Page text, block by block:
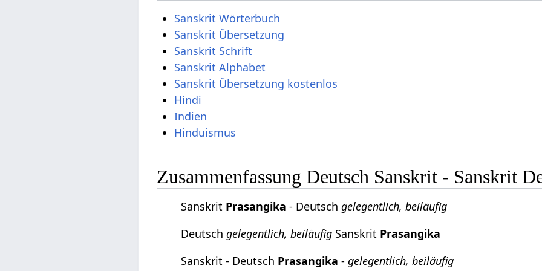
Sanskrit Wörterbuch
Sanskrit Übersetzung
Sanskrit Schrift
Sanskrit Alphabet
Sanskrit Übersetzung kostenlos
Hindi
Indien
Hinduismus
Zusammenfassung Deutsch Sanskrit - Sanskrit
Sanskrit Prasangika - Deutschgelegentlich, beiläufig
Deutschgelegentlich, beiläufig Sanskrit Prasangika
Sanskrit - Deutsch Prasangika -gelegentlich, beiläufig